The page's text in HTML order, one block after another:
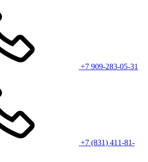
+7 909-283-05-31
+7 (831) 411-81-